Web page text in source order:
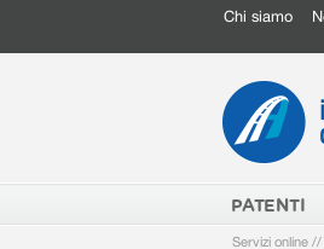
Chi siamo
PATENTI
Servizi online //